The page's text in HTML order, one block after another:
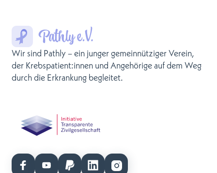
Wir sind Pathly – ein junger gemeinnütziger Verein,
der Krebspatient:innen und Angehörige auf dem Weg
durch die Erkrankung begleitet.